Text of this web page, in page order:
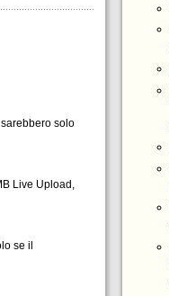
solo
Live Upload,
se il